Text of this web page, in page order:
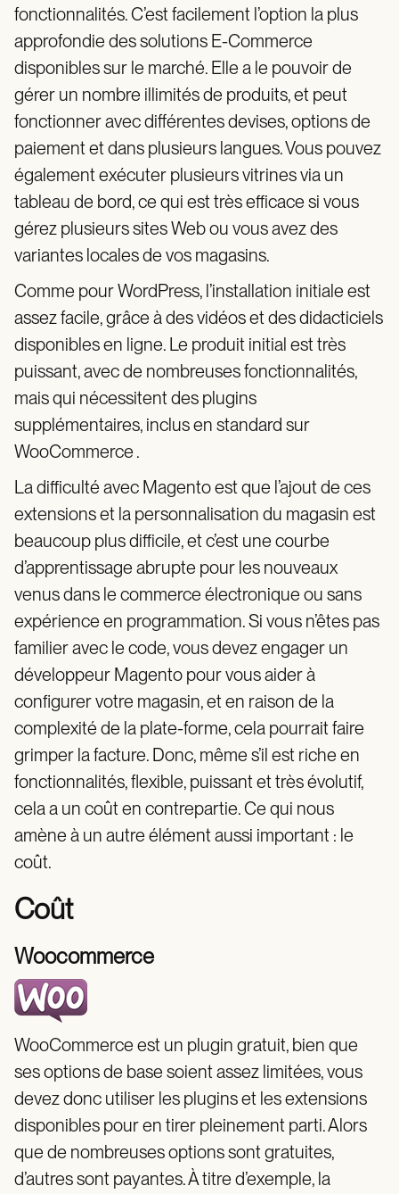
fonctionnalités. C’est facilement l’option la plus
approfondie des solutions E-Commerce
disponibles sur le marché. Elle a le pouvoir de
gérer un nombre illimités de produits, et peut
fonctionner avec différentes devises, options de
paiement et dans plusieurs langues. Vous pouvez
également exécuter plusieurs vitrines via un
tableau de bord, ce qui est très efficace si vous
gérez plusieurs sites Web ou vous avez des
variantes locales de vos magasins.
Comme pour WordPress, l’installation initiale est
assez facile, grâce à des vidéos et des didacticiels
disponibles en ligne. Le produit initial est très
puissant, avec de nombreuses fonctionnalités,
mais qui nécessitent des plugins
supplémentaires, inclus en standard sur
WooCommerce .
La difficulté avec Magento est que l’ajout de ces
extensions et la personnalisation du magasin est
beaucoup plus difficile, et c’est une courbe
d’apprentissage abrupte pour les nouveaux
venus dans le commerce électronique ou sans
expérience en programmation. Si vous n’êtes pas
familier avec le code, vous devez engager un
développeur Magento pour vous aider à
configurer votre magasin, et en raison de la
complexité de la plate-forme, cela pourrait faire
grimper la facture. Donc, même s’il est riche en
fonctionnalités, flexible, puissant et très évolutif,
cela a un coût en contrepartie. Ce qui nous
amène à un autre élément aussi important : le
coût.
Coût
Woocommerce
WooCommerce est un plugin gratuit, bien que
ses options de base soient assez limitées, vous
devez donc utiliser les plugins et les extensions
disponibles pour en tirer pleinement parti. Alors
que de nombreuses options sont gratuites,
d’autres sont payantes. À titre d’exemple, la